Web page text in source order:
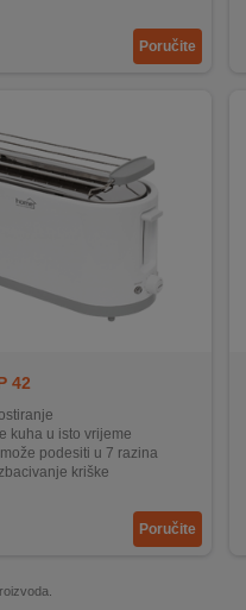
Poručite
42
kuha u isto vrijeme
podesiti u 7 razina
kriške
Poručite